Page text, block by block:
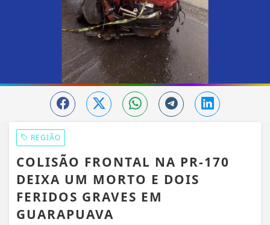
REGIÃO
COLISÃO FRONTAL NA PR-170
DEIXA UM MORTO E DOIS
FERIDOS GRAVES EM
GUARAPUAVA